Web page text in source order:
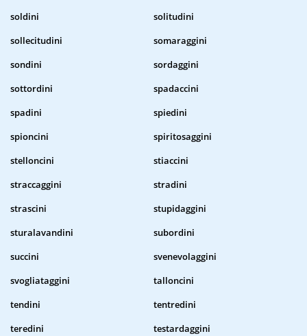
soldini
solitudini
sollecitudini
somaraggini
sondini
sordaggini
sottordini
spadaccini
spadini
spiedini
spioncini
spiritosaggini
stelloncini
stiaccini
straccaggini
stradini
strascini
stupidaggini
sturalavandini
subordini
succini
svenevolaggini
svogliataggini
talloncini
tendini
tentredini
teredini
testardaggini